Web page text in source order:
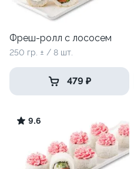
Фреш-ролл с лососем
250 гр. ± / 8 шт.
479 ₽
9.6